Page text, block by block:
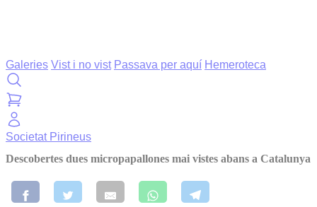
Galeries Vist i no vist Passava per aquí Hemeroteca
Societat Pirineus
Descobertes dues micropapallones mai vistes abans a Catalunya